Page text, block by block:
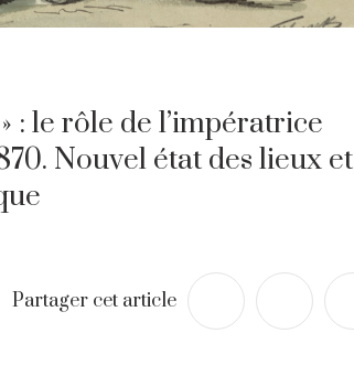
: le rôle de l’impératrice
Nouvel état des lieux et
Partager cet article